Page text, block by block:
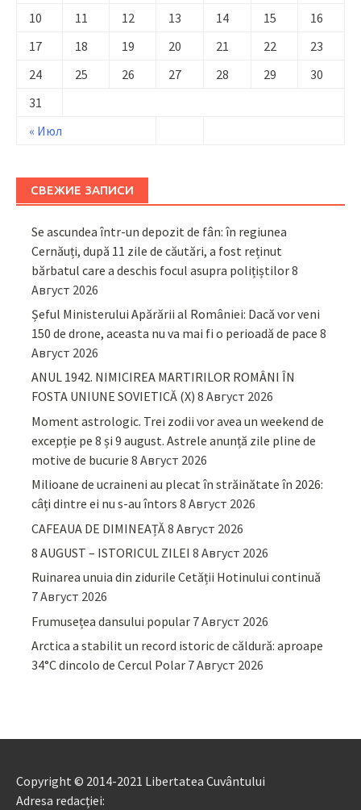
« Июл
10
11 12 13 14 15
16
17
18 19 20 21 22
23
24
25 26 27 28 29
30
31
СВЕЖИЕ ЗАПИСИ
Se ascundea într-un depozit de fân: în regiunea
Cernăuți, după 11 zile de căutări, a fost reținut
bărbatul care a deschis focul asupra polițiștilor8
Август 2026
Șeful Ministerului Apărării al României: Dacă vor veni
150 de drone, aceasta nu va mai fi o perioadă de pace 8
Август 2026
ANUL 1942. NIMICIREA MARTIRILOR ROMÂNI ÎN
FOSTA UNIUNE SOVIETICĂ (X) 8 Август 2026
Moment astrologic. Trei zodii vor avea un weekend de
excepție pe 8 și 9 august. Astrele anunță zile pline de
motive de bucurie 8 Август 2026
Milioane de ucraineni au plecat în străinătate în 2026:
câți dintre ei nu s-au întors 8 Август 2026
CAFEAUA DE DIMINEAȚĂ8 Август 2026
8 AUGUST – ISTORICUL ZILEI 8 Август 2026
Ruinarea unuia din zidurile Cetății Hotinului continuă
7 Август 2026
Frumusețea dansului popular 7 Август 2026
Arctica a stabilit un record istoric de căldură: aproape
34°C dincolo de Cercul Polar 7 Август 2026
Copyright © 2014-2021 Libertatea Cuvântului
Adresa redacției: